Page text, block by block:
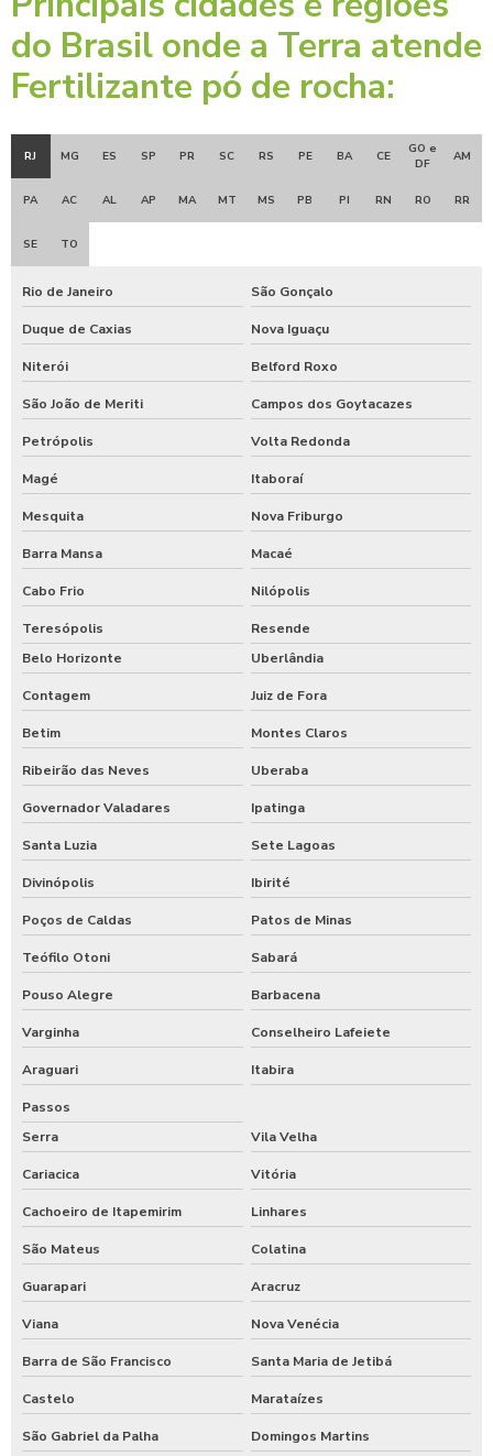
do Brasil onde a Terra atende
Fertilizante pó de rocha:
RJ MG ES SP PR SC RS PE BA CE
GO e
DF
AM
PA AC AL AP MA MT MS PB PI RN RO RR
SE TO
Rio de Janeiro São Gonçalo
Duque de Caxias Nova Iguaçu
Niterói Belford Roxo
São João de Meriti Campos dos Goytacazes
Petrópolis Volta Redonda
Magé Itaboraí
Mesquita Nova Friburgo
Barra Mansa Macaé
Cabo Frio Nilópolis
Teresópolis
Resende
Belo Horizonte
Uberlândia
Contagem Juiz de Fora
Betim Montes Claros
Ribeirão das Neves Uberaba
Governador Valadares Ipatinga
Santa Luzia Sete Lagoas
Divinópolis Ibirité
Poços de Caldas Patos de Minas
Teófilo Otoni Sabará
Pouso Alegre Barbacena
Varginha Conselheiro Lafeiete
Araguari Itabira
Passos
Serra
Vila Velha
Cariacica Vitória
Cachoeiro de Itapemirim Linhares
São Mateus Colatina
Guarapari Aracruz
Viana Nova Venécia
Barra de São Francisco Santa Maria de Jetibá
Castelo Marataízes
São Gabriel da Palha Domingos Martins